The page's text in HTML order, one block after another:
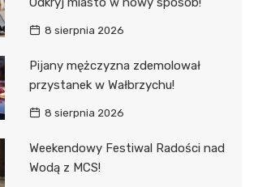
8 sierpnia 2026
Pijany mężczyzna zdemolował
przystanek w Wałbrzychu!
8 sierpnia 2026
Weekendowy Festiwal Radości nad
Wodą z MCS!